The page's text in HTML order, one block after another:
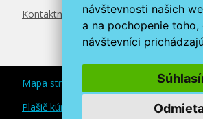
návštevnosti našich
a na pochopenie toho,
návštevníci
Kontaktné údaje
Mapa stránok
Plašič kún a myší